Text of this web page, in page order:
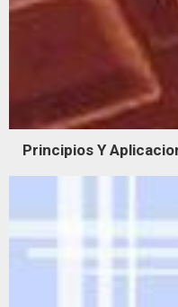
Principios Y